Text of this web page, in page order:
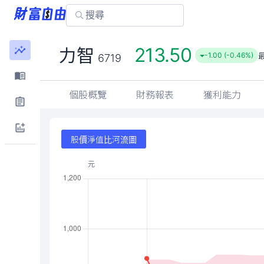
力智 6719 213.50 -1.00 (-0.46%)
個股概覽 財務報表 獲利能力
股價淨值比河流圖